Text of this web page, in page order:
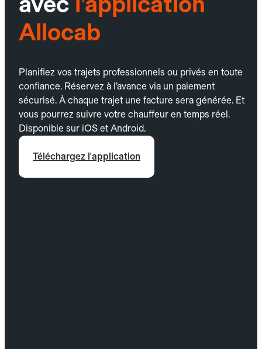
Allocab
Planifiez vos trajets professionnels ou privés en toute
confiance. Réservez à l’avance via un paiement
sécurisé. À chaque trajet une facture sera générée. Et
vous pourrez suivre votre chauffeur en temps réel.
Disponible sur iOS et Android.
Téléchargez l'application